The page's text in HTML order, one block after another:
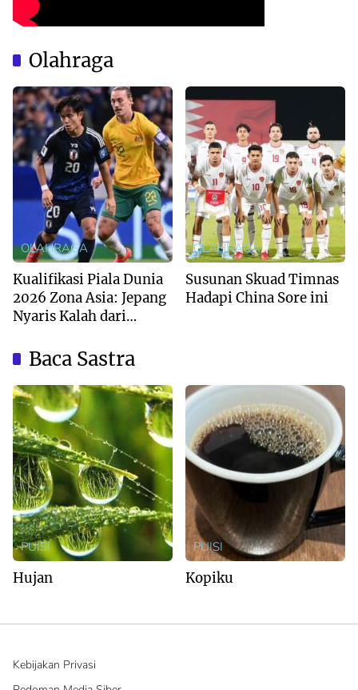
Olahraga
OLAHRAGA
Kualifikasi Piala Dunia
2026 Zona Asia: Jepang
Nyaris Kalah dari
OLAHRAGA
Susunan Skuad Timnas
Hadapi China Sore ini
Baca Sastra
PUISI
Hujan
PUISI
Kopiku
Kebijakan Privasi